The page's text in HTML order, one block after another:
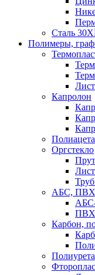
Сталь
Полимеры,
Капролон
Оргстекло
АБС, ПВХ
ПВХ
Карбон,